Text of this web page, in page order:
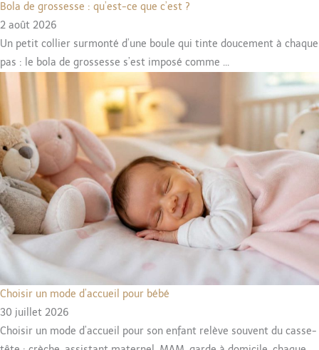
Bola de grossesse : qu’est-ce que c’est ?
2 août 2026
Un petit collier surmonté d’une boule qui tinte doucement à chaque
pas : le bola de grossesse s’est imposé comme ...
Choisir un mode d’accueil pour bébé
30 juillet 2026
Choisir un mode d’accueil pour son enfant relève souvent du casse-